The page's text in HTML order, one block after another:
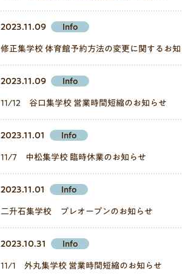
2023.11.09 Info
修正集学校 体育館予約方法の変更に関するお
2023.11.09 Info
11/12 谷口集学校 営業時間短縮のお知らせ
2023.11.01 Info
11/7 中松集学校 臨時休業のお知らせ
2023.11.01 Info
二升石集学校 プレオープンのお知らせ
2023.10.31 Info
11/1 外丸集学校 営業時間短縮のお知らせ